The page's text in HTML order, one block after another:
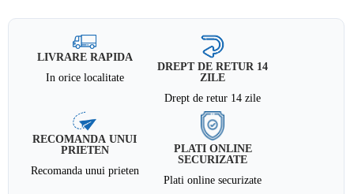
LIVRARE RAPIDA
In orice localitate
DREPT DE RETUR 14
ZILE
Drept de retur 14 zile
RECOMANDA UNUI
PRIETEN
Recomanda unui prieten
PLATI ONLINE
SECURIZATE
Plati online securizate